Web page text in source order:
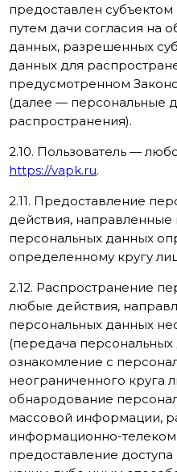
предоставлен
путем дачи согласия на
данных, разрешенных
данных для
предусмотренном
(далее — персональные
распространения).
2.10. Пользователь —
https://vapk.ru.
2.11. Предоставление
действия, направленные
персональных данных
определенному кругу
2.12. Распространение
любые действия,
персональных данных
(передача персональных
ознакомление с
неограниченного круга
обнародование
массовой информации,
информационно-
предоставление